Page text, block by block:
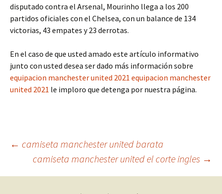
disputado contra el Arsenal, Mourinho llega a los 200
partidos oficiales con el Chelsea, con un balance de 134
victorias, 43 empates y 23 derrotas.
En el caso de que usted amado este artículo informativo
junto con usted desea ser dado más información sobre
equipacion manchester united 2021 equipacion manchester
united 2021 le imploro que detenga por nuestra página.
Navegación
de
← camiseta manchester united barata
camiseta manchester united el corte ingles →